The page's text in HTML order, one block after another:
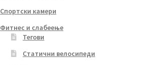
Спортски камери
Фитнес и слабеење
Тегови
Статични велосипеди